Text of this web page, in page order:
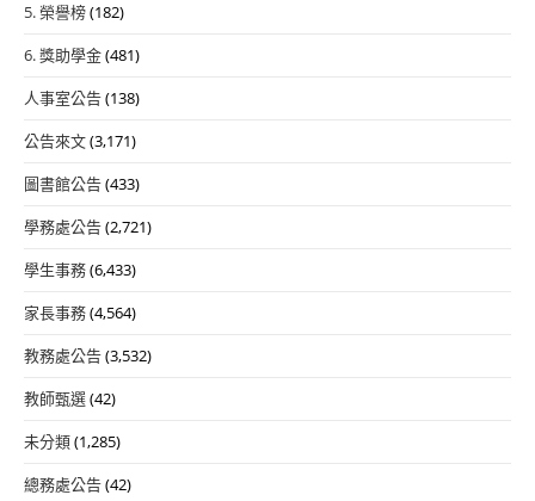
5. 榮譽榜(182)
6. 獎助學金(481)
人事室公告(138)
公告來文(3,171)
圖書館公告(433)
學務處公告(2,721)
學生事務(6,433)
家長事務(4,564)
教務處公告(3,532)
教師甄選(42)
未分類(1,285)
總務處公告(42)